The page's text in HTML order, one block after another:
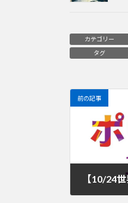
カテゴリー
タグ
前の記事